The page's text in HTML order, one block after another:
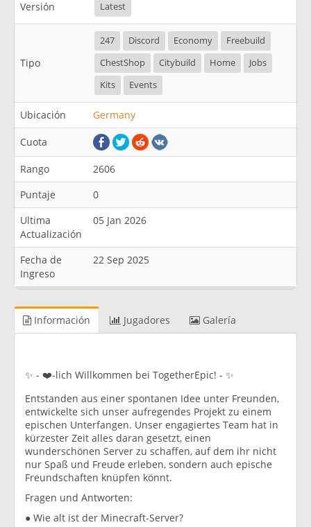
Versión Latest
Tipo
247 Discord Economy
Freebuild
ChestShop
Citybuild Home
Jobs
Kits
Events
Ubicación Germany
Cuota
Rango
2606
Puntaje
0
Ultima
Actualización
05 Jan 2026
Fecha de
Ingreso
22 Sep 2025
Información Jugadores Galería
✨ - ❤️-lich Willkommen bei TogetherEpic! - ✨
Entstanden aus einer spontanen Idee unter Freunden,
entwickelte sich unser aufregendes Projekt zu einem
epischen Unterfangen. Unser engagiertes Team hat in
kürzester Zeit alles daran gesetzt, einen
wunderschönen Server zu schaffen, auf dem ihr nicht
nur Spaß und Freude erleben, sondern auch epische
Freundschaften knüpfen könnt.
Fragen und Antworten:
● Wie alt ist der Minecraft-Server?